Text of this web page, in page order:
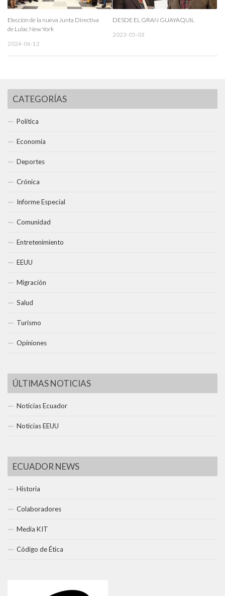
Elección de la nueva Junta Directiva
de Lulac New York
2024-06-12
DESDE EL GRAN GUAYAQUIL
2023-05-03
CATEGORÍAS
Política
Economía
Deportes
Crónica
Informe Especial
Comunidad
Entretenimiento
EEUU
Migración
Salud
Turismo
Opiniones
ÚLTIMAS NOTICIAS
Noticias Ecuador
Noticias EEUU
ECUADOR NEWS
Historia
Colaboradores
Media KIT
Código de Ética